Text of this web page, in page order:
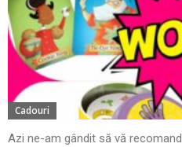
Cadouri
Azi ne-am gândit să vă